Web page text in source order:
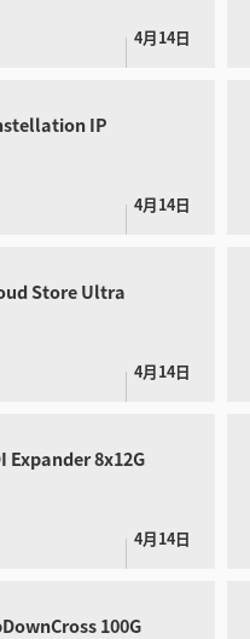
4月14日
IP
4月14日
Store Ultra
4月14日
Expander 8x12G
4月14日
100G